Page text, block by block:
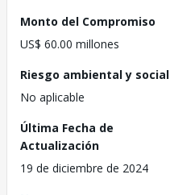
Monto del Compromiso
US$ 60.00 millones
Riesgo ambiental y social
No aplicable
Última Fecha de
Actualización
19 de diciembre de 2024